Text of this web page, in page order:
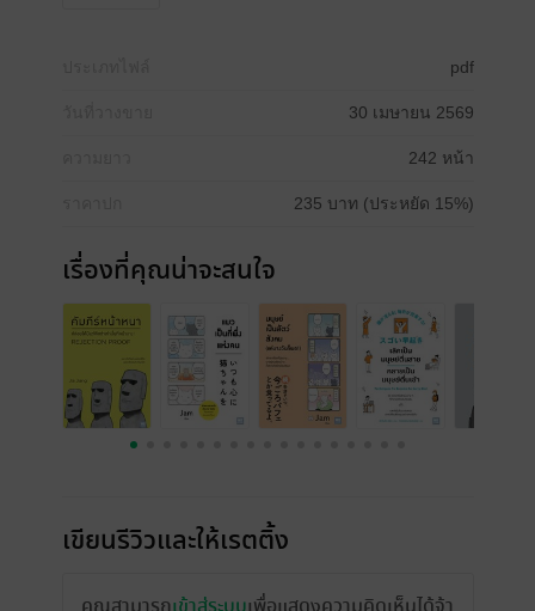
pdf
30 เมษายน 2569
242 หน้า
235 บาท (ประหยัด 15%)
เรื่องที่คุณน่าจะสนใจ
เขียนรีวิวและให้เรตติ้ง